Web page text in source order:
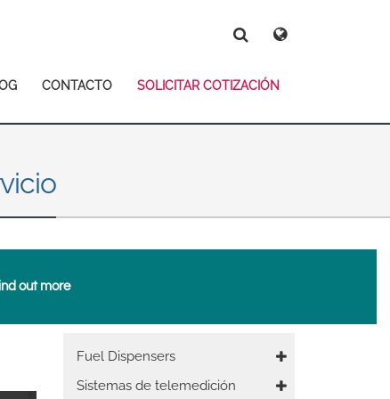
Magyar
Norsk
Asia
CONTACTO SOLICITAR COTIZACIÓN
out more
Main
navigation
Fuel Dispensers
Sistemas de telemedición